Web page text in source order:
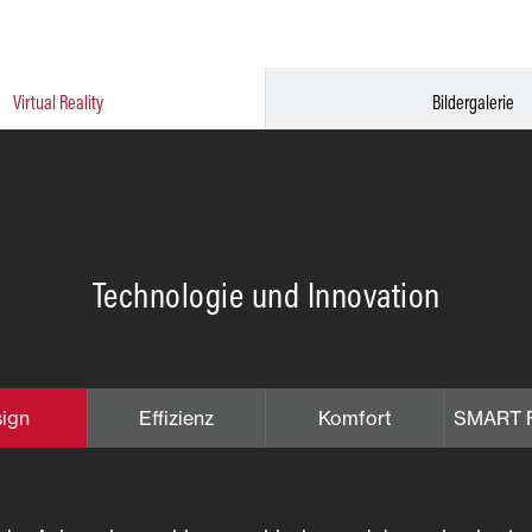
Virtual Reality Bildergalerie
Technologie und Innovation
Effizienz Komfort SMART